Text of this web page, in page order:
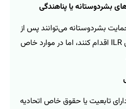
بشردوستانه می‌توانند پس از
۵ سال اقامت قانونی برای ILR اقدام کنند، اما در موارد خاص
تابعیت یا حقوق خاص اتحادیه